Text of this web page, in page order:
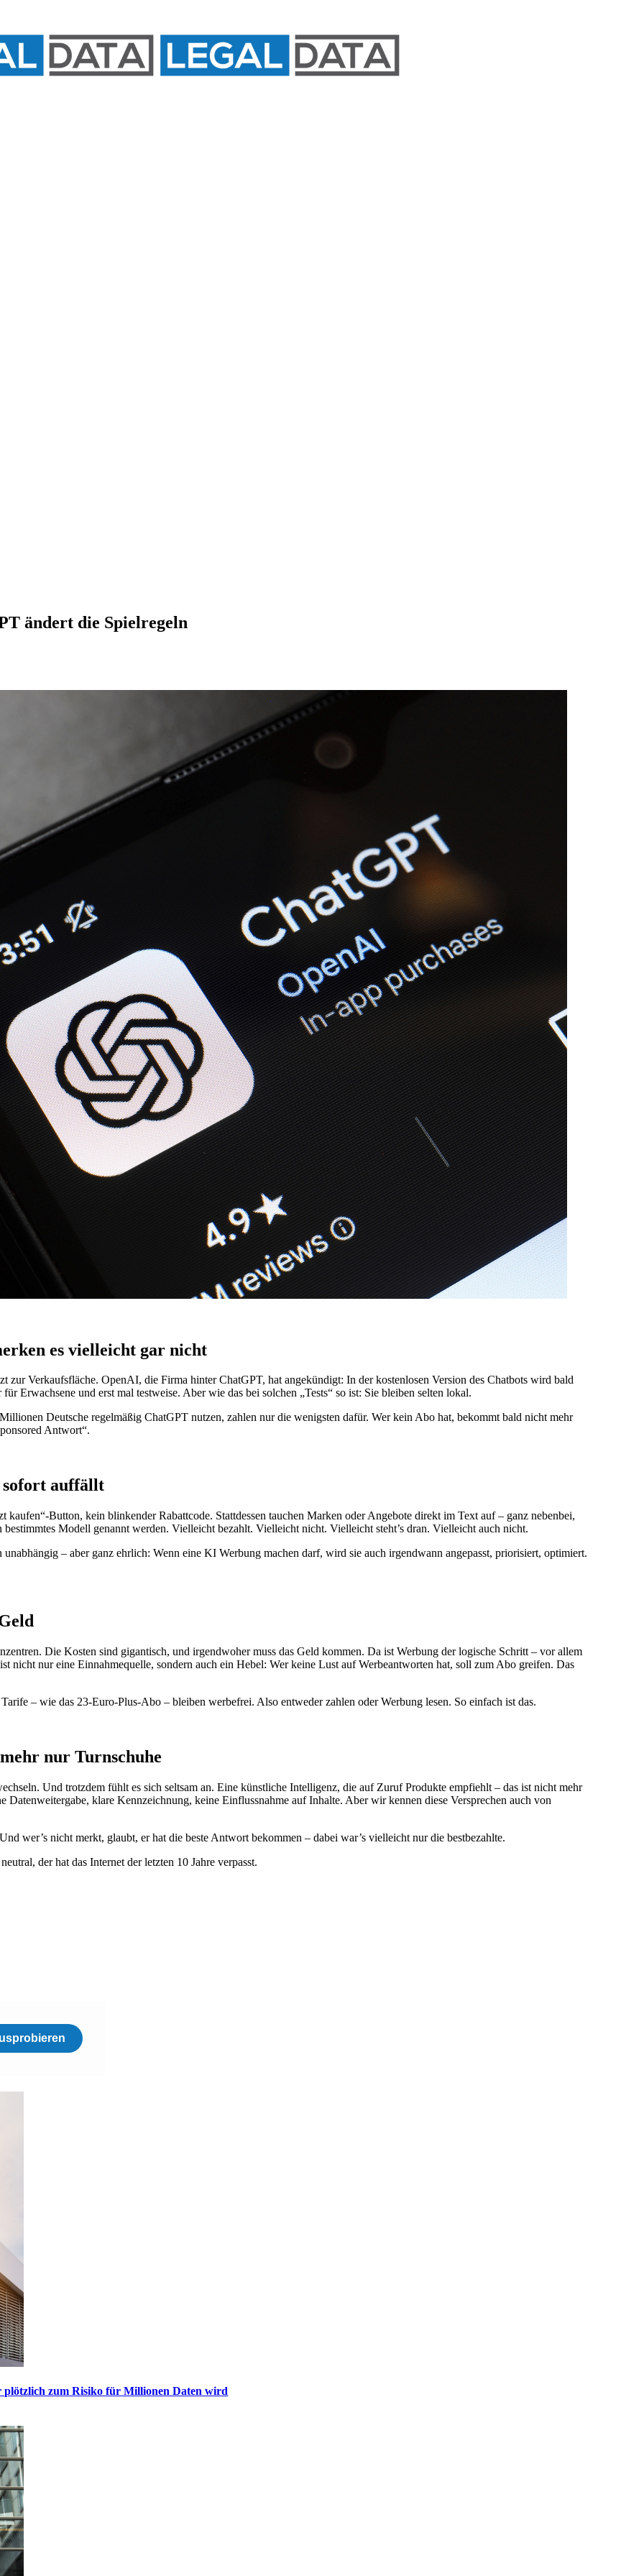
ändert die Spielregeln
es vielleicht gar nicht
Verkaufsfläche. OpenAI, die Firma hinter ChatGPT, hat angekündigt: In der kostenlosen Version des Chatbots wird bald
Erwachsene und erst mal testweise. Aber wie das bei solchen „Tests“ so ist: Sie bleiben selten lokal.
Deutsche regelmäßig ChatGPT nutzen, zahlen nur die wenigsten dafür. Wer kein Abo hat, bekommt bald nicht mehr
Antwort“.
sofort auffällt
Button, kein blinkender Rabattcode. Stattdessen tauchen Marken oder Angebote direkt im Text auf – ganz nebenbei,
Modell genannt werden. Vielleicht bezahlt. Vielleicht nicht. Vielleicht steht’s dran. Vielleicht auch nicht.
– aber ganz ehrlich: Wenn eine KI Werbung machen darf, wird sie auch irgendwann angepasst, priorisiert, optimiert.
Die Kosten sind gigantisch, und irgendwoher muss das Geld kommen. Da ist Werbung der logische Schritt – vor allem
nicht nur eine Einnahmequelle, sondern auch ein Hebel: Wer keine Lust auf Werbeantworten hat, soll zum Abo greifen. Das
– wie das 23-Euro-Plus-Abo – bleiben werbefrei. Also entweder zahlen oder Werbung lesen. So einfach ist das.
nur Turnschuhe
Und trotzdem fühlt es sich seltsam an. Eine künstliche Intelligenz, die auf Zuruf Produkte empfiehlt – das ist nicht mehr
klare Kennzeichnung, keine Einflussnahme auf Inhalte. Aber wir kennen diese Versprechen auch von
wer’s nicht merkt, glaubt, er hat die beste Antwort bekommen – dabei war’s vielleicht nur die bestbezahlte.
der hat das Internet der letzten 10 Jahre verpasst.
zum Risiko für Millionen Daten wird